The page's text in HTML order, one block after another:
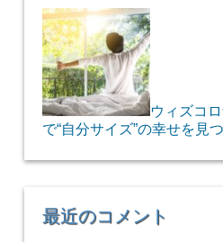
ウィズコ
で“自分サイズ”の幸せを見
最近のコメント